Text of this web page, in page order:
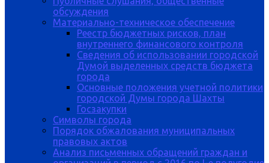
обсуждения
Материально-техническое обеспечение
Реестр бюджетных рисков, план
внутреннего финансового контроля
Сведения об использовании городской
Думой выделенных средств бюджета
города
Основные положения учетной политики
городской Думы города Шахты
Госзакупки
Символы города
Порядок обжалования муниципальных
правовых актов
Анализ письменных обращений граждан и